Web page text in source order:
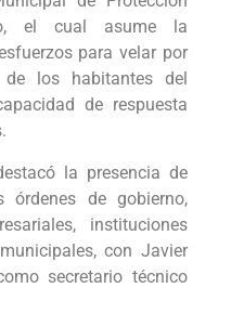
el cual asume la
para velar por
los habitantes del
de respuesta
la presencia de
órdenes de gobierno,
instituciones
con Javier
secretario técnico